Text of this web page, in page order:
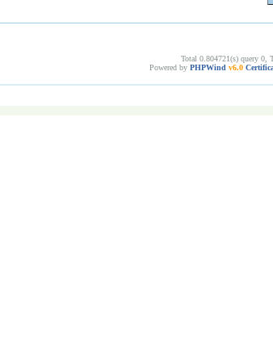
Total 0.804721(s) query 0,
Powered by PHPWind v6.0